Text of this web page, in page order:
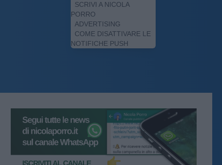
SCRIVI A NICOLA
PORRO
ADVERTISING
COME DISATTIVARE LE
NOTIFICHE PUSH